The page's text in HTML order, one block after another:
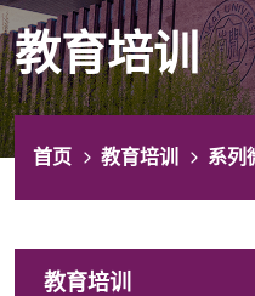
教育培训
首页 教育培训 系列
教育培训